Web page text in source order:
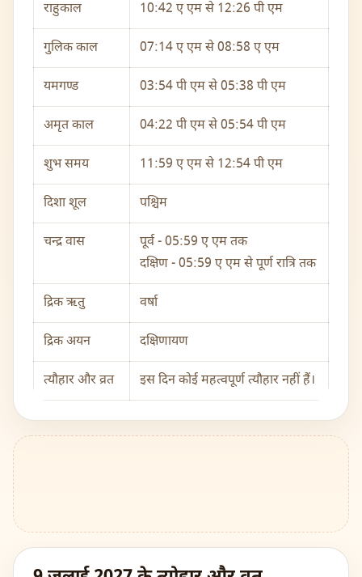
राहुकाल 10:42 ए एम से 12:26 पी एम
गुलिक काल 07:14 ए एम से 08:58 ए एम
यमगण्ड 03:54 पी एम से 05:38 पी एम
अमृत काल 04:22 पी एम से 05:54 पी एम
शुभ समय 11:59 ए एम से 12:54 पी एम
दिशा शूल पश्चिम
चन्द्र वास
पूर्व - 05:59 ए एम तक
दक्षिण - 05:59 ए एम से पूर्ण रात्रि तक
द्रिक ऋतु वर्षा
द्रिक अयन दक्षिणायण
त्यौहार और व्रत इस दिन कोई महत्वपूर्ण त्यौहार नहीं हैं।